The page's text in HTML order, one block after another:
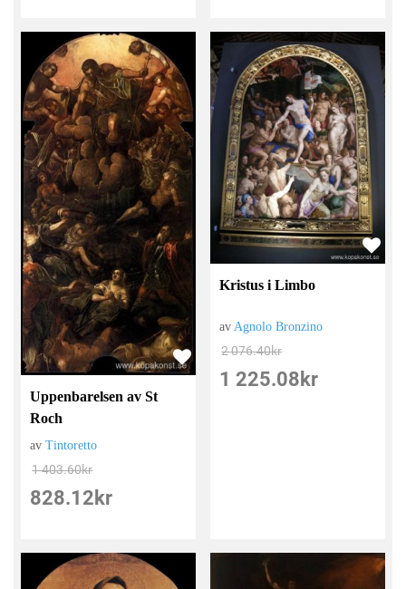
Uppenbarelsen av St
Roch
avTintoretto
1 403.60kr
828.12 kr
Kristus i Limbo
avAgnolo Bronzino
2 076.40kr
1 225.08 kr